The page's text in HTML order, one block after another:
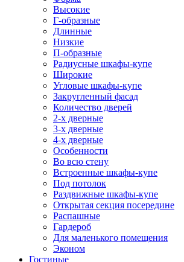
Высокие
Г-образные
Длинные
Низкие
П-образные
Радиусные шкафы-купе
Широкие
Угловые шкафы-купе
Закругленный фасад
Количество дверей
2-х дверные
3-х дверные
4-х дверные
Особенности
Во всю стену
Встроенные шкафы-купе
Под потолок
Раздвижные шкафы-купе
Открытая секция посередине
Распашные
Гардероб
Для маленького помещения
Эконом
Гостиные